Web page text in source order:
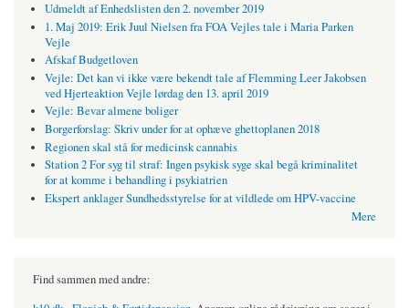
Udmeldt af Enhedslisten den 2. november 2019
1. Maj 2019: Erik Juul Nielsen fra FOA Vejles tale i Maria Parken
Vejle
Afskaf Budgetloven
Vejle: Det kan vi ikke være bekendt tale af Flemming Leer Jakobsen
ved Hjerteaktion Vejle lørdag den 13. april 2019
Vejle: Bevar almene boliger
Borgerforslag: Skriv under for at ophæve ghettoplanen 2018
Regionen skal stå for medicinsk cannabis
Station 2 For syg til straf: Ingen psykisk syge skal begå kriminalitet
for at komme i behandling i psykiatrien
Ekspert anklager Sundhedsstyrelse for at vildlede om HPV-vaccine
Mere
Find sammen med andre: